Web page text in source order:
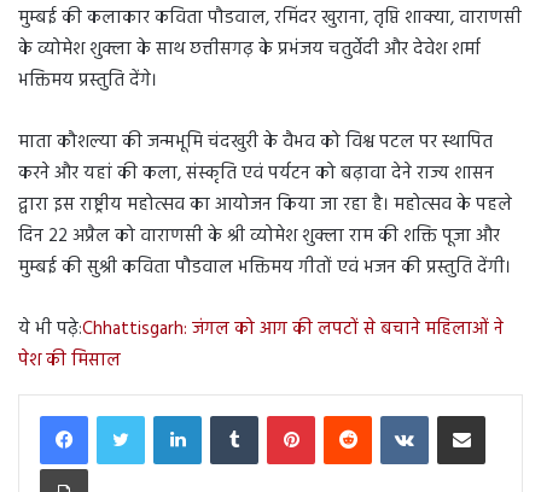
मुम्बई की कलाकार कविता पौडवाल, रमिंदर खुराना, तृप्ति शाक्या, वाराणसी
के व्योमेश शुक्ला के साथ छत्तीसगढ़ के प्रभंजय चतुर्वेदी और देवेश शर्मा
भक्तिमय प्रस्तुति देंगे।
माता कौशल्या की जन्मभूमि चंदखुरी के वैभव को विश्व पटल पर स्थापित
करने और यहां की कला, संस्कृति एवं पर्यटन को बढ़ावा देने राज्य शासन
द्वारा इस राष्ट्रीय महोत्सव का आयोजन किया जा रहा है। महोत्सव के पहले
दिन 22 अप्रैल को वाराणसी के श्री व्योमेश शुक्ला राम की शक्ति पूजा और
मुम्बई की सुश्री कविता पौडवाल भक्तिमय गीतों एवं भजन की प्रस्तुति देंगी।
ये भी पढ़े:Chhattisgarh: जंगल को आग की लपटों से बचाने महिलाओं ने
पेश की मिसाल
LinkedInTumblr PinterestReddit VKontakteShare via Email
Print